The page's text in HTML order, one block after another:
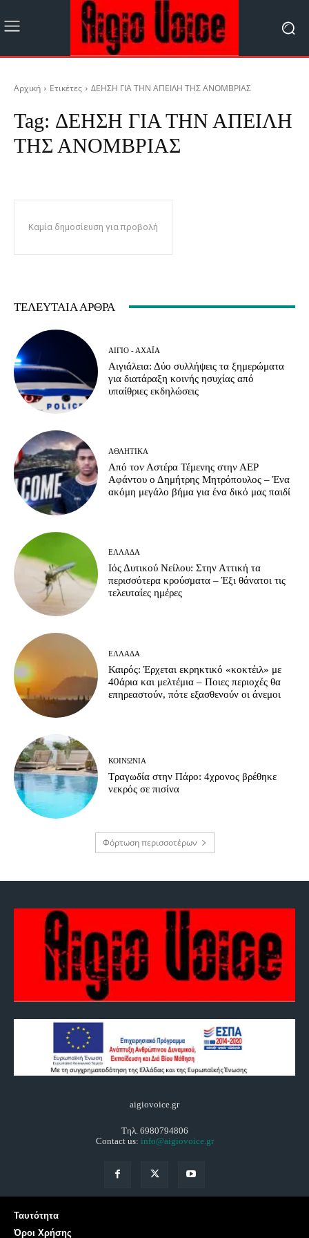
Αρχική Ετικέτες ΔΕΗΣΗ ΓΙΑ ΤΗΝ ΑΠΕΙΛΗ ΤΗΣ ΑΝΟΜΒΡΙΑΣ
Tag: ΔΕΗΣΗ ΓΙΑ ΤΗΝ ΑΠΕΙΛΗ
ΤΗΣ ΑΝΟΜΒΡΙΑΣ
Καμία δημοσίευση για προβολή
ΤΕΛΕΥΤΑΊΑ ΆΡΘΡΑ
ΑΊΓΙΟ - ΑΧΑΪ́Α
Αιγιάλεια: Δύο συλλήψεις τα ξημερώματα
για διατάραξη κοινής ησυχίας από
υπαίθριες εκδηλώσεις
ΑΘΛΗΤΙΚΆ
Από τον Αστέρα Τέμενης στην ΑΕΡ
Αφάντου ο Δημήτρης Μητρόπουλος – Ένα
ακόμη μεγάλο βήμα για ένα δικό μας παιδί
ΕΛΛΆΔΑ
Ιός Δυτικού Νείλου: Στην Αττική τα
περισσότερα κρούσματα – Έξι θάνατοι τις
τελευταίες ημέρες
ΕΛΛΆΔΑ
Καιρός: Έρχεται εκρηκτικό «κοκτέιλ» με
40άρια και μελτέμια – Ποιες περιοχές θα
επηρεαστούν, πότε εξασθενούν οι άνεμοι
ΚΟΙΝΩΝΊΑ
Τραγωδία στην Πάρο: 4χρονος βρέθηκε
νεκρός σε πισίνα
Φόρτωση περισσοτέρων
aigiovoice.gr
Τηλ. 6980794806
Contact us: info@aigiovoice.gr
Ταυτότητα
Όροι Χρήσης